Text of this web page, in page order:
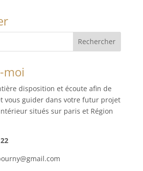
moi
disposition et écoute afin de
vous guider dans votre futur projet
situés sur paris et Région